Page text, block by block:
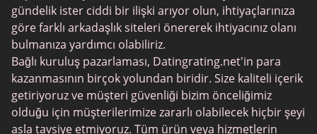
Trans Tarihleme
Kıdemli Tarihleme
MyLOL
Gay Tarihleme
Lezbiyen Tarihleme
gündelik ister ciddi bir ilişki arıyor olun, ihtiyaçlarınıza
göre farklı arkadaşlık siteleri önererek ihtiyacınız olanı
bulmanıza yardımcı olabiliriz.
Bağlı kuruluş pazarlaması, Datingrating.net'in para
kazanmasının birçok yolundan biridir. Size kaliteli içerik
getiriyoruz ve müşteri güvenliği bizim önceliğimiz
olduğu için müşterilerimize zararlı olabilecek hiçbir şeyi
asla tavsiye etmiyoruz. Tüm ürün veya hizmetlerin